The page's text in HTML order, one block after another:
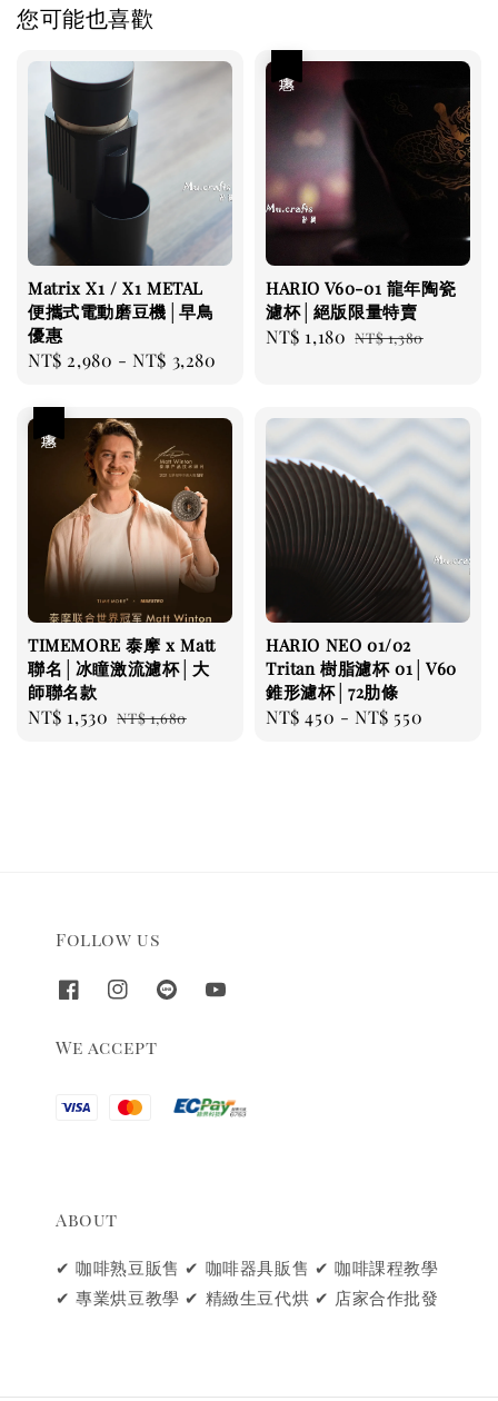
您可能也喜歡
Matrix X1 / X1 METAL
便攜式電動磨豆機│早鳥
優惠
Regular
NT$ 2,980 -NT$ 3,280
HARIO V60-01 龍年陶瓷
濾杯│絕版限量特賣
Sale
NT$ 1,180 Regular
NT$ 1,380
TIMEMORE 泰摩 x Matt
聯名│冰瞳激流濾杯│大
師聯名款
Sale
NT$ 1,530 Regular
NT$ 1,680
HARIO NEO 01/02
Tritan 樹脂濾杯 01│V60
錐形濾杯│72肋條
Regular
NT$ 450 -NT$ 550
Follow us
We accept
About
✔ 咖啡熟豆販售 ✔ 咖啡器具販售 ✔ 咖啡課程教學
✔ 專業烘豆教學 ✔ 精緻生豆代烘 ✔ 店家合作批發